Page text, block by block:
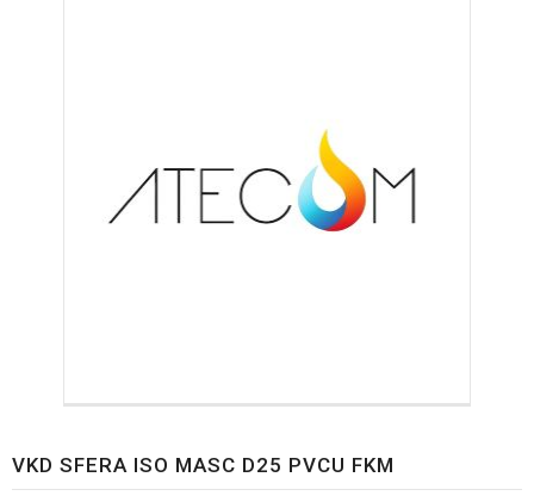
VKD SFERA ISO MASC D25 PVCU FKM